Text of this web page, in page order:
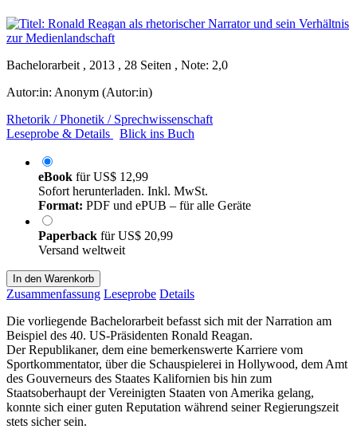
Bachelorarbeit , 2013 , 28 Seiten , Note: 2,0
Autor:in: Anonym (Autor:in)
Rhetorik / Phonetik / Sprechwissenschaft
Leseprobe & Details
Blick ins Buch
eBook fürUS$ 12,99
Sofort herunterladen. Inkl. MwSt.
Format: PDF und ePUB – für alle Geräte
Paperback fürUS$ 20,99
Versand weltweit
In den Warenkorb
Zusammenfassung Leseprobe Details
Die vorliegende Bachelorarbeit befasst sich mit der Narration am
Beispiel des 40. US-Präsidenten Ronald Reagan.
Der Republikaner, dem eine bemerkenswerte Karriere vom
Sportkommentator, über die Schauspielerei in Hollywood, dem Amt
des Gouverneurs des Staates Kalifornien bis hin zum
Staatsoberhaupt der Vereinigten Staaten von Amerika gelang,
konnte sich einer guten Reputation während seiner Regierungszeit
stets sicher sein.